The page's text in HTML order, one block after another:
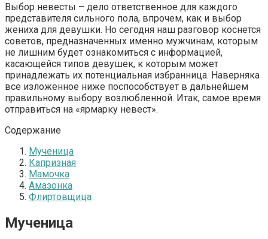
Выбор невесты – дело ответственное для каждого
представителя сильного пола, впрочем, как и выбор
жениха для девушки. Но сегодня наш разговор коснется
советов, предназначенных именно мужчинам, которым
не лишним будет ознакомиться с информацией,
касающейся типов девушек, к которым может
принадлежать их потенциальная избранница. Наверняка
все изложенное ниже поспособствует в дальнейшем
правильному выбору возлюбленной. Итак, самое время
отправиться на «ярмарку невест».
Содержание
Мученица
Капризная
Мамочка
Амазонка
Флиртовщица
Мученица